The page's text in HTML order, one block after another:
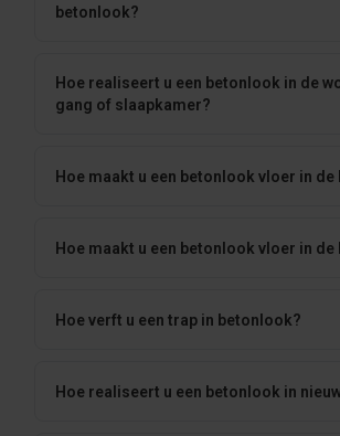
betonlook?
Hoe realiseert u een betonlook in de
gang of slaapkamer?
Hoe maakt u een betonlook vloer in de
Hoe maakt u een betonlook vloer in de
Hoe verft u een trap in betonlook?
Hoe realiseert u een betonlook in